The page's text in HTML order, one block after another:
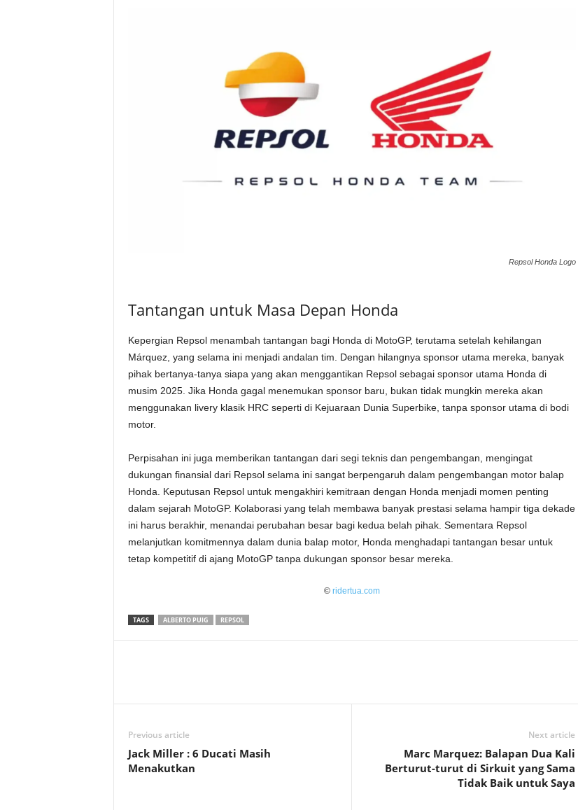
Repsol Honda Logo
Tantangan untuk Masa Depan Honda
Kepergian Repsol menambah tantangan bagi Honda di MotoGP, terutama setelah kehilangan
Márquez, yang selama ini menjadi andalan tim. Dengan hilangnya sponsor utama mereka, banyak
pihak bertanya-tanya siapa yang akan menggantikan Repsol sebagai sponsor utama Honda di
musim 2025. Jika Honda gagal menemukan sponsor baru, bukan tidak mungkin mereka akan
menggunakan livery klasik HRC seperti di Kejuaraan Dunia Superbike, tanpa sponsor utama di bodi
motor.
Perpisahan ini juga memberikan tantangan dari segi teknis dan pengembangan, mengingat
dukungan finansial dari Repsol selama ini sangat berpengaruh dalam pengembangan motor balap
Honda. Keputusan Repsol untuk mengakhiri kemitraan dengan Honda menjadi momen penting
dalam sejarah MotoGP. Kolaborasi yang telah membawa banyak prestasi selama hampir tiga dekade
ini harus berakhir, menandai perubahan besar bagi kedua belah pihak. Sementara Repsol
melanjutkan komitmennya dalam dunia balap motor, Honda menghadapi tantangan besar untuk
tetap kompetitif di ajang MotoGP tanpa dukungan sponsor besar mereka.
© ridertua.com
TAGS ALBERTO PUIG REPSOL
Previous article
Jack Miller : 6 Ducati Masih
Menakutkan
Next article
Marc Marquez: Balapan Dua Kali
Berturut-turut di Sirkuit yang Sama
Tidak Baik untuk Saya